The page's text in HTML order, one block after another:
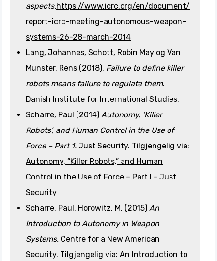
aspects.https://www.icrc.org/en/document/
report-icrc-meeting-autonomous-weapon-
systems-26-28-march-2014
Lang, Johannes, Schott, Robin May og Van
Munster. Rens (2018). Failure to define killer
robots means failure to regulate them.
Danish Institute for International Studies.
Scharre, Paul (2014) Autonomy, ‘Killer
Robots’, and Human Control in the Use of
Force – Part 1. Just Security. Tilgjengelig via:
Autonomy, “Killer Robots,” and Human
Control in the Use of Force – Part I - Just
Security
Scharre, Paul, Horowitz, M. (2015) An
Introduction to Autonomy in Weapon
Systems. Centre for a New American
Security. Tilgjengelig via: An Introduction to